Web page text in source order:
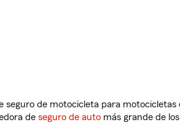
seguro de motocicleta para motocicletas
de seguro de auto más grande de